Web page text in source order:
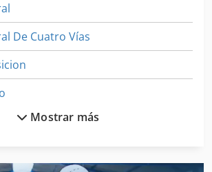
De Cuatro Vías
Conducción
Mostrar más